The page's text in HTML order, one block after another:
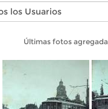
Fotos antiguas
Últimas fotos